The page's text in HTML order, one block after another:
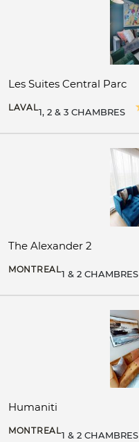
Les Suites Central Parc
LAVAL1, 2 & 3 CHAMBRES
The Alexander 2
MONTREAL1 & 2 CHAMBRES
Humaniti
MONTREAL1 & 2 CHAMBRES